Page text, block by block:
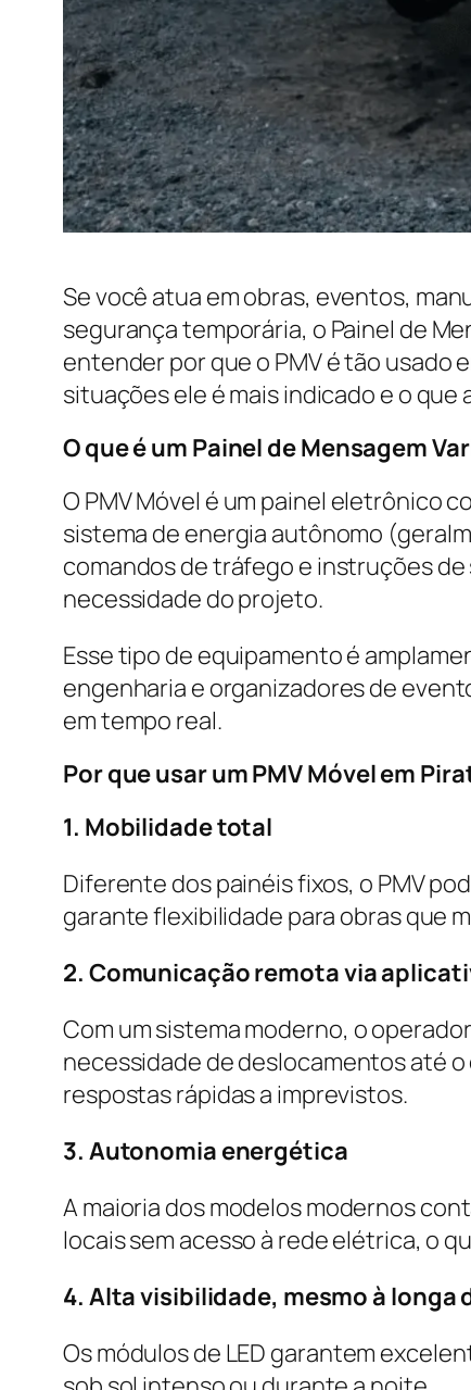
Se você atua em obras, eventos,
segurança temporária, o Painel de
entender por que o PMV é tão
situações ele é mais indicado e o que
O que é um Painel de Mensagem
O PMV Móvel é um painel eletrônico
sistema de energia autônomo
comandos de tráfego e instruções
necessidade do projeto.
Esse tipo de equipamento é
engenharia e organizadores de
em tempo real.
Por que usar um PMV Móvel em
1. Mobilidade total
Diferente dos painéis fixos, o PMV
garante flexibilidade para obras que
2. Comunicação remota via
Com um sistema moderno, o
necessidade de deslocamentos até
respostas rápidas a imprevistos.
3. Autonomia energética
A maioria dos modelos modernos
locais sem acesso à rede elétrica, o
4. Alta visibilidade, mesmo à longa
Os módulos de LED garantem